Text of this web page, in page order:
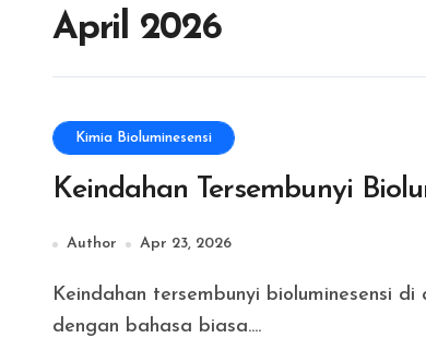
April 2026
Kimia Bioluminesensi
Keindahan Tersembunyi
Author Apr 23, 2026
Keindahan tersembunyi bioluminesensi di alam selalu memunculkan rasa takjub yang sulit dijelaskan
dengan bahasa biasa....